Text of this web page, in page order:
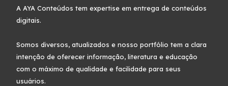
A AYA Conteúdos tem expertise em entrega de conteúdos
digitais.
Somos diversos, atualizados e nosso portfólio tem a clara
intenção de oferecer informação, literatura e educação
com o máximo de qualidade e facilidade para seus
usuários.